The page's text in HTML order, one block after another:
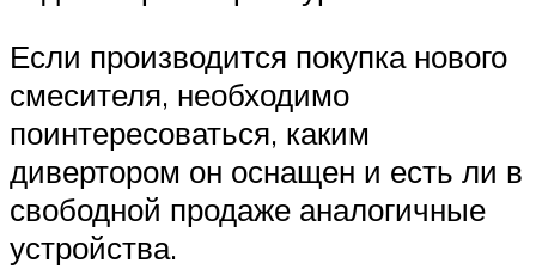
Если производится покупка нового
смесителя, необходимо
поинтересоваться, каким
дивертором он оснащен и есть ли в
свободной продаже аналогичные
устройства.